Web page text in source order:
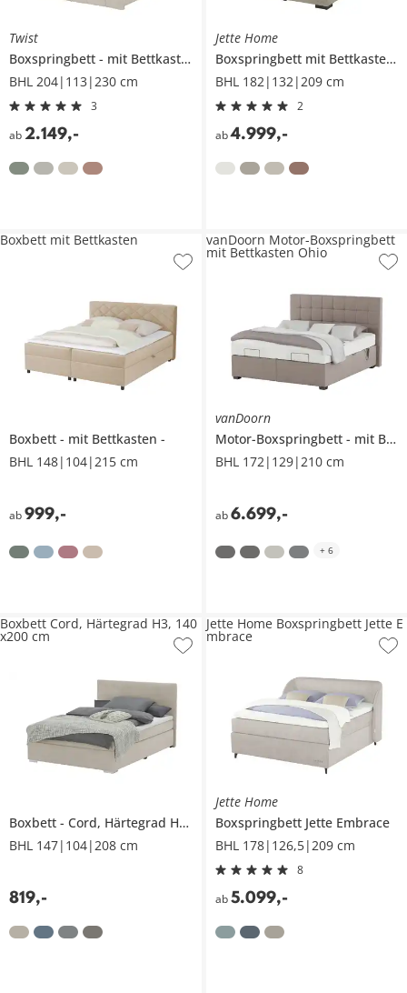
Twist
Boxspringbett
mit Bettkasten
Sofia
BHL 204|113|230 cm
3
ab 2.149,-
Jette Home
Boxspringbett mit Bettkasten
BHL 182|132|209 cm
2
ab4.999,-
Boxbett
mit Bettkasten
BHL 148|104|215 cm
ab999,-
Boxbett mit Bettkasten
vanDoorn
Motor-Boxspringbett
mit Bettkasten
BHL 172|129|210 cm
ab 6.699,-
vanDoorn Motor-Boxspringbett
mit Bettkasten Ohio
+ 6
Boxbett
Cord, Härtegrad H3, 140x200 cm
BHL 147|104|208 cm
819,-
Boxbett Cord, Härtegrad H3, 140
x200 cm
Jette Home
Boxspringbett Jette Embrace
BHL 178|126,5|209 cm
8
ab 5.099,-
Jette Home Boxspringbett Jette E
mbrace